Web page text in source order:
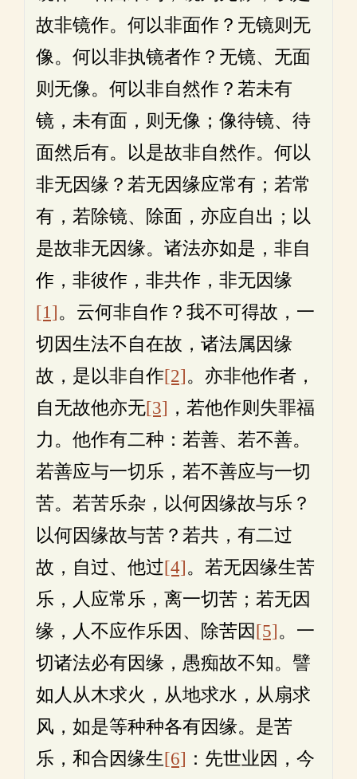
故非镜作。何以非面作？无镜则无
像。何以非执镜者作？无镜、无面
则无像。何以非自然作？若未有
镜，未有面，则无像；像待镜、待
面然后有。以是故非自然作。何以
非无因缘？若无因缘应常有；若常
有，若除镜、除面，亦应自出；以
是故非无因缘。诸法亦如是，非自
作，非彼作，非共作，非无因缘
[1]。云何非自作？我不可得故，一
切因生法不自在故，诸法属因缘
故，是以非自作[2]。亦非他作者，
自无故他亦无[3] ，若他作则失罪福
力。他作有二种：若善、若不善。
若善应与一切乐，若不善应与一切
苦。若苦乐杂，以何因缘故与乐？
以何因缘故与苦？若共，有二过
故，自过、他过[4]。若无因缘生苦
乐，人应常乐，离一切苦；若无因
缘，人不应作乐因、除苦因[5]。一
切诸法必有因缘，愚痴故不知。譬
如人从木求火，从地求水，从扇求
风，如是等种种各有因缘。是苦
乐，和合因缘生[6] ：先世业因，今